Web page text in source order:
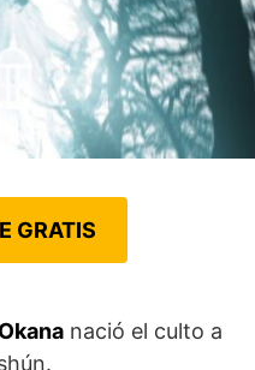
GRATIS
nació el culto a